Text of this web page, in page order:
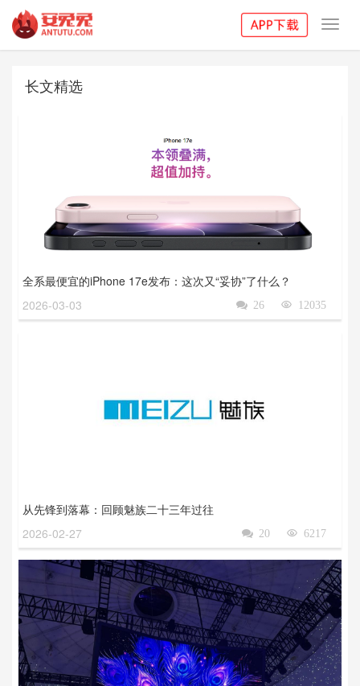
长文精选
全系最便宜的iPhone 17e发布：这次又“妥协”了什么？
2026-03-03
12035

26

从先锋到落幕：回顾魅族二十三年过往
2026-02-27
6217

20
